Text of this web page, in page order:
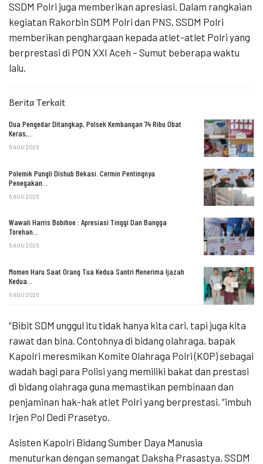
SSDM Polri juga memberikan apresiasi. Dalam rangkaian
kegiatan Rakorbin SDM Polri dan PNS, SSDM Polri
memberikan penghargaan kepada atlet-atlet Polri yang
berprestasi di PON XXI Aceh – Sumut beberapa waktu
lalu.
Berita Terkait
Dua Pengedar Ditangkap, Polsek Kembangan 74 Ribu Obat
Keras,…
6 AGU 2026
Polemik Pungli Dishub Bekasi. Cermin Pentingnya
Penegakan…
6 AGU 2026
Wawali Harris Bobihoe : Apresiasi Tinggi Dan Bangga
Torehan…
6 AGU 2026
Momen Haru Saat Orang Tua Kedua Santri Menerima Ijazah
Kedua…
6 AGU 2026
“Bibit SDM unggul itu tidak hanya kita cari, tapi juga kita
rawat dan bina. Contohnya di bidang olahraga, bapak
Kapolri meresmikan Komite Olahraga Polri (KOP) sebagai
wadah bagi para Polisi yang memiliki bakat dan prestasi
di bidang olahraga guna memastikan pembinaan dan
penjaminan hak-hak atlet Polri yang berprestasi, “imbuh
Irjen Pol Dedi Prasetyo.
Asisten Kapolri Bidang Sumber Daya Manusia
menuturkan dengan semangat Daksha Prasastya, SSDM